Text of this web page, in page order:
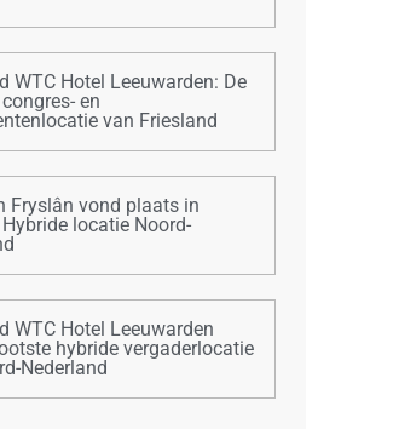
WTC Hotel Leeuwarden: De
en
van Friesland
Fryslân vond plaats in
locatie Noord-
WTC Hotel Leeuwarden
hybride vergaderlocatie
Nederland